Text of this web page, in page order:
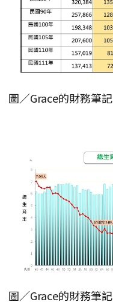
圖／Grace的財務筆記
圖／Grace的財務筆記